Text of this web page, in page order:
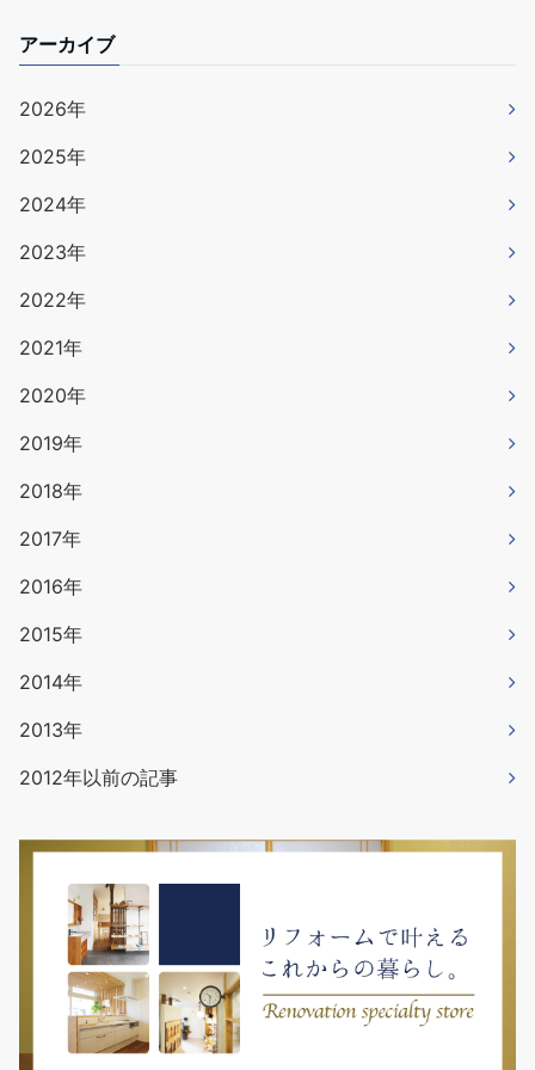
アーカイブ
2026年
2025年
2024年
2023年
2022年
2021年
2020年
2019年
2018年
2017年
2016年
2015年
2014年
2013年
2012年以前の記事